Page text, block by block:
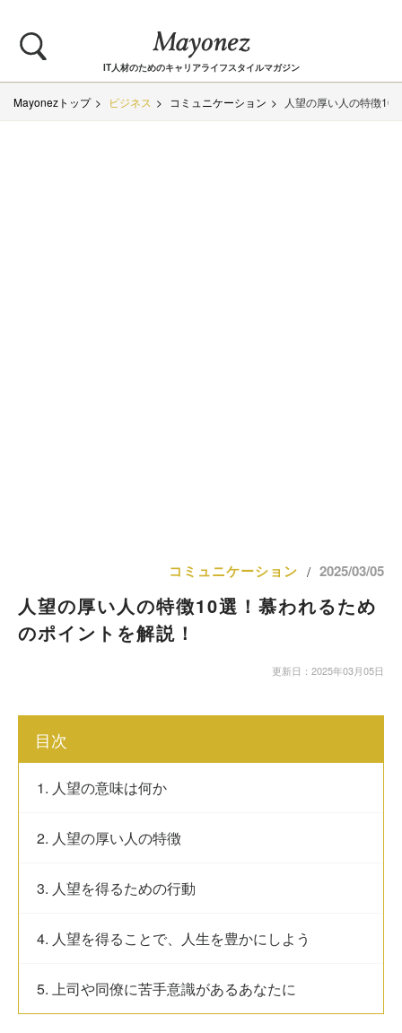
IT人材のためのキャリアライフスタイルマガジン
Mayonezトップ ビジネス コミュニケーション 人望の厚い人の特徴10
コミュニケーション / 2025/03/05
人望の厚い人の特徴10選！慕われるため
のポイントを解説！
更新日：2025年03月05日
目次
1. 人望の意味は何か
2. 人望の厚い人の特徴
3. 人望を得るための行動
4. 人望を得ることで、人生を豊かにしよう
5. 上司や同僚に苦手意識があるあなたに